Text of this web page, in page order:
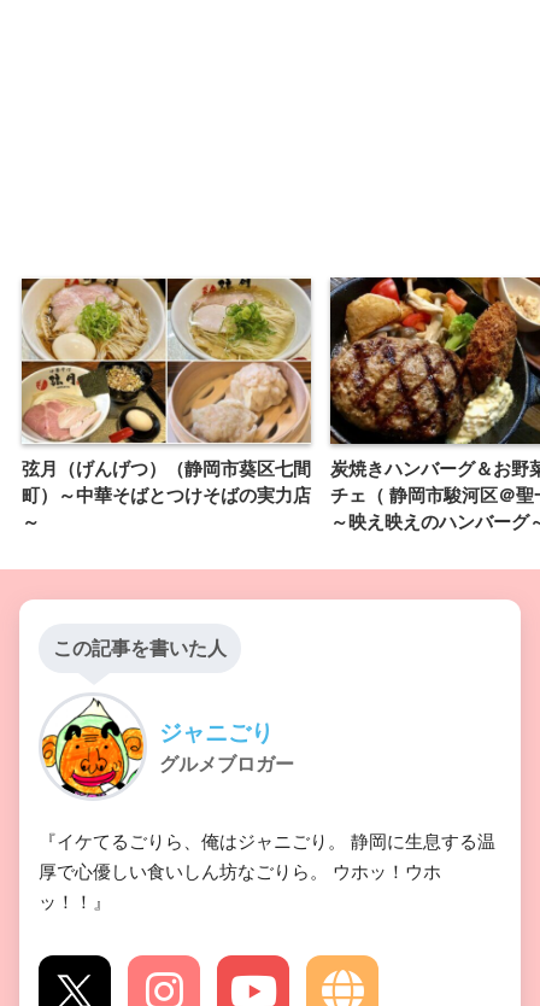
弦月（げんげつ）（静岡市葵区七間
町）～中華そばとつけそばの実力店
～
炭焼きハンバーグ＆お野
チェ（ 静岡市駿河区＠
～映え映えのハンバーグ
この記事を書いた人
ジャニごり
グルメブロガー
『イケてるごりら、俺はジャニごり。 静岡に生息する温
厚で心優しい食いしん坊なごりら。 ウホッ！ウホ
ッ！！』